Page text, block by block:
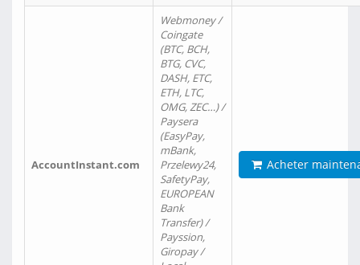
AccountInstant.com
Webmoney /
Coingate
(BTC, BCH,
BTG, CVC,
DASH, ETC,
ETH, LTC,
OMG, ZEC…) /
Paysera
(EasyPay,
mBank,
Przelewy24,
SafetyPay,
EUROPEAN
Bank
Transfer) /
Payssion,
Giropay /
Acheter